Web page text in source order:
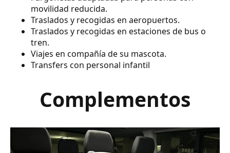
movilidad reducida.
Traslados y recogidas en aeropuertos.
Traslados y recogidas en estaciones de bus o
tren.
Viajes en compañía de su mascota.
Transfers con personal infantil
Complementos